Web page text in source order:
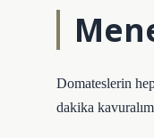
Domateslerin
dakika